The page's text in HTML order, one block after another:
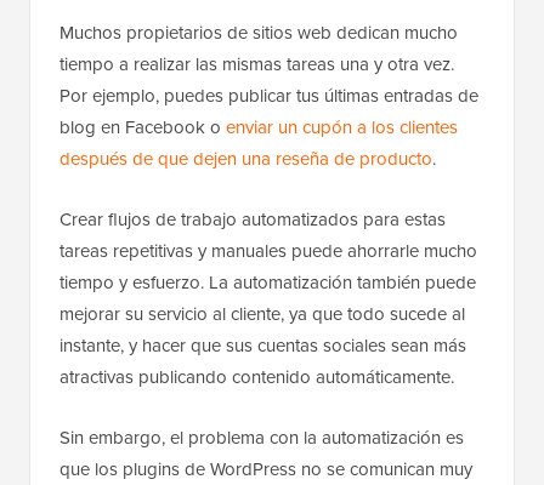
Muchos propietarios de sitios web dedican mucho
tiempo a realizar las mismas tareas una y otra vez.
Por ejemplo, puedes publicar tus últimas entradas de
blog en Facebook o enviar un cupón a los clientes
después de que dejen una reseña de producto.
Crear flujos de trabajo automatizados para estas
tareas repetitivas y manuales puede ahorrarle mucho
tiempo y esfuerzo. La automatización también puede
mejorar su servicio al cliente, ya que todo sucede al
instante, y hacer que sus cuentas sociales sean más
atractivas publicando contenido automáticamente.
Sin embargo, el problema con la automatización es
que los plugins de WordPress no se comunican muy